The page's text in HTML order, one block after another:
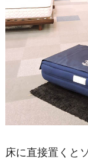
床に直接置くと